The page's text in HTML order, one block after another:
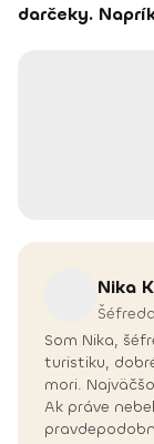
darčeky.
Nika
Som Nika,
turistiku,
mori.
Ak práve